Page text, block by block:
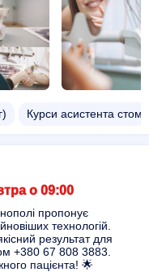
Курси асистента
о 09:00
пропонує
технологій.
результат для
+380 67 808 3883.
пацієнта! 🌟